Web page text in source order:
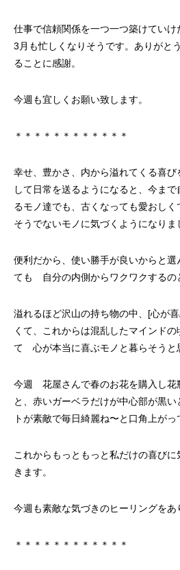
仕事で信頼関係を一つ一つ築けていけ
3月も忙しくなりそうです。ありがと
ることに感謝。
今週も宜しくお願い致します。
＊＊＊＊＊＊＊＊＊＊＊＊
幸せ、豊かさ、内から溢れてくる喜
して日常を送るようになると、今ま
るモノ達でも、古くなっても愛おしく
そうでないモノに気づくようになりま
便利だから、使い勝手が良いからと選
ても 自分の内側からワクワクするの
溢れるほど沢山の持ち物の中、[心が
くて、これからは混乱したマインド
て 心が本当に喜ぶモノと暮らそうと
今週 花屋さんで春のお花を購入し花
と、赤いガーベラだけが中心部が黒
トが素敵で毎日綺麗ね〜と口角上がっ
これからもっともっと私だけの喜び
きます。
今週も素敵な気づきのヒーリングをあ
＊＊＊＊＊＊＊＊＊＊＊＊